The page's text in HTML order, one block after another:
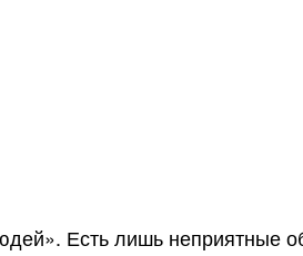
Есть лишь неприятные